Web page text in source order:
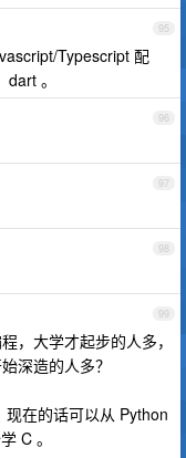
95
Typescript 配
。
96
97
98
99
，大学才起步的人多，
深造的人多？
在的话可以从 Python
C 。